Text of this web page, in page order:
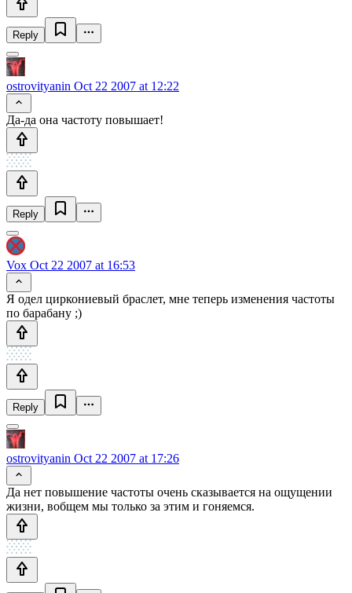
Reply
ostrovityanin Oct 22 2007 at 12:22
Да-да она частоту повышает!
Reply
Vox Oct 22 2007 at 16:53
Я одел циркониевый браслет, мне теперь изменения частоты
по барабану ;)
Reply
ostrovityanin Oct 22 2007 at 17:26
Да нет повышение частоты очень сказывается на ощущении
жизни, вобщем мы только за этим и гоняемся.